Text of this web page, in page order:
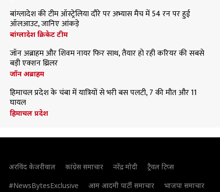
बांग्लादेश की टीम ऑस्ट्रेलिया दौरे पर अभ्यास मैच में 54 रन पर हुई
ऑलआउट, जानिए आंकड़े
बांग्लादेश क्रिकेट टीम
जॉन अब्राहम और शिवम नायर फिर साथ, तैयार हो रही करियर की सबसे
बड़ी एक्शन थ्रिलर
जॉन अब्राहम
हिमाचल प्रदेश के चंबा में यात्रियों से भरी बस पलटी, 7 की मौत और 11
घायल
हिमाचल प्रदेश
अरविंद केजरीवाल कांग्रेस समाचार नरेंद्र मोदी
ट्रैवल टिप्स
#NewsBytesExclusive
आम आदमी पार्टी समाचार भाजपा समाचार